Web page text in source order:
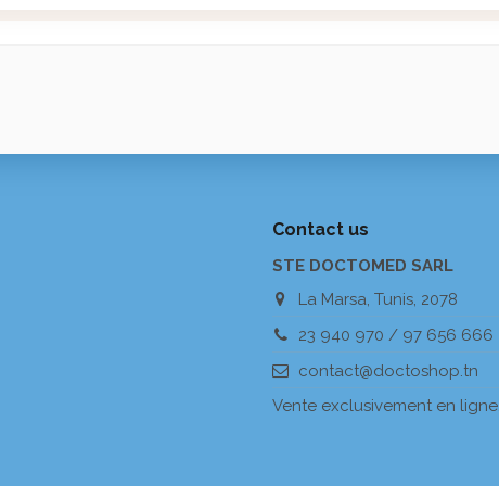
Contact us
STE DOCTOMED SARL
La Marsa, Tunis, 2078
23 940 970 / 97 656 666
contact@doctoshop.tn
Vente exclusivement en